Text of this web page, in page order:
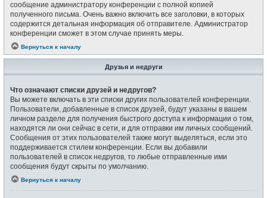
сообщение администратору конференции с полной копией
полученного письма. Очень важно включить все заголовки, в которых
содержится детальная информация об отправителе. Администратор
конференции сможет в этом случае принять меры.
Вернуться к началу
Друзья и недруги
Что означают списки друзей и недругов?
Вы можете включать в эти списки других пользователей конференции.
Пользователи, добавленные в список друзей, будут указаны в вашем
личном разделе для получения быстрого доступа к информации о том,
находятся ли они сейчас в сети, и для отправки им личных сообщений.
Сообщения от этих пользователей также могут выделяться, если это
поддерживается стилем конференции. Если вы добавили
пользователей в список недругов, то любые отправленные ими
сообщения будут скрыты по умолчанию.
Вернуться к началу